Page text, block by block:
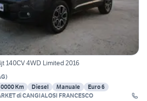
140CV 4WD Limited 2016
)
Km Diesel Manuale
Euro 6
di CANGIALOSI FRANCESCO